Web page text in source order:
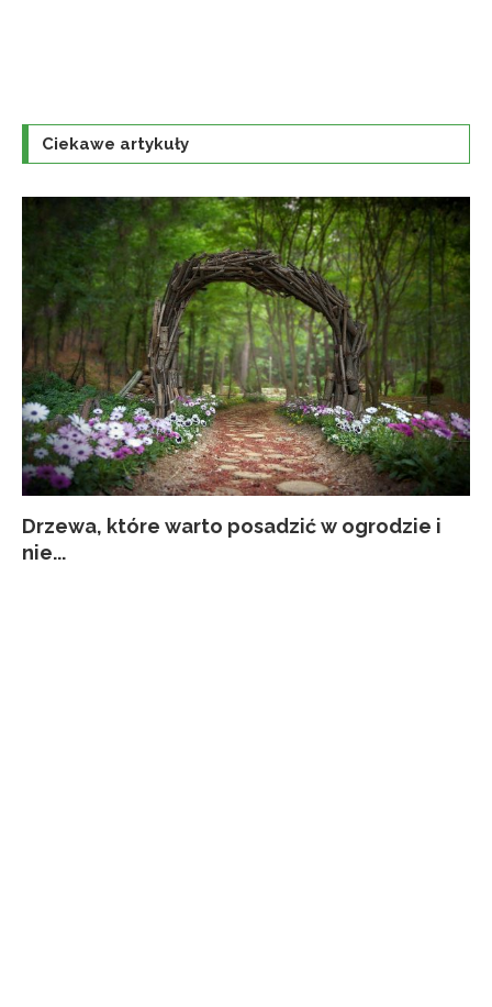
Ciekawe artykuły
Drzewa, które warto posadzić w ogrodzie i
nie...